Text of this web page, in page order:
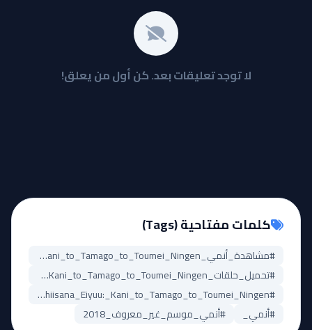
لا توجد تعليقات بعد. كن أول من يعلق!
كلمات مفتاحية (Tags)
#مشاهدة_أنمي_Chiisana_Eiyuu:_Kani_to_Tamago_to_Toumei_Ningen
#تحميل_حلقات_Chiisana_Eiyuu:_Kani_to_Tamago_to_Toumei_Ningen
#Chiisana_Eiyuu:_Kani_to_Tamago_to_Toumei_Ningen_مترجم
#أنمي_
#أنمي_موسم_غير_معروف_2018